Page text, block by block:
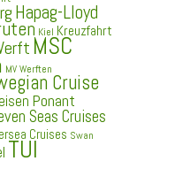
Hapag-Lloyd
Kiel Kreuzfahrt
MSC
MV Werften
Cruise
Ponant
Seas Cruises
Cruises Swan
TUI